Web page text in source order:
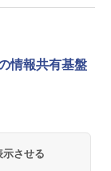
情報共有基盤
させる